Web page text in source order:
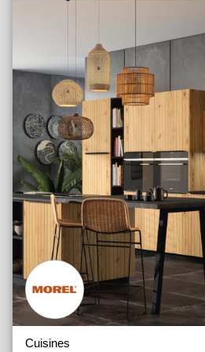
Cuisines